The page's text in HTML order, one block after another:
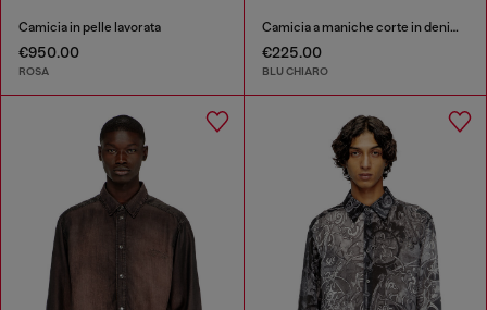
Camicia in pelle lavorata
€950.00
ROSA
Camicia a maniche corte in denim fluido sovratinto
€225.00
BLU CHIARO